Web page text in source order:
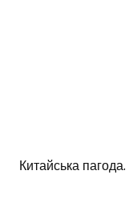
Китайська пагода.